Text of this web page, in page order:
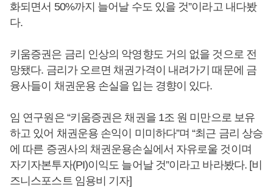
화되면서 50%까지 늘어날 수도 있을 것”이라고 내다봤
다.
키움증권은 금리 인상의 악영향도 거의 없을 것으로 전
망됐다. 금리가 오르면 채권가격이 내려가기 때문에 금
융사들이 채권운용 손실을 입는 경향이 있다.
임 연구원은 “키움증권은 채권을 1조 원 미만으로 보유
하고 있어 채권운용 손익이 미미하다”며 “최근 금리 상승
에 따른 증권사의 채권운용손실에서 자유로울 것이며
자기자본투자(PI)이익도 늘어날 것”이라고 바라봤다. [비
즈니스포스트 임용비 기자]